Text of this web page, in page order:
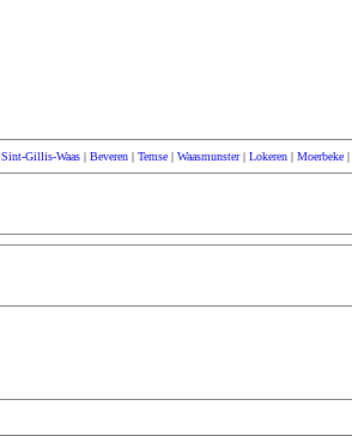
Sint-Gillis-Waas| Beveren| Temse| Waasmunster| Lokeren| Moerbeke|